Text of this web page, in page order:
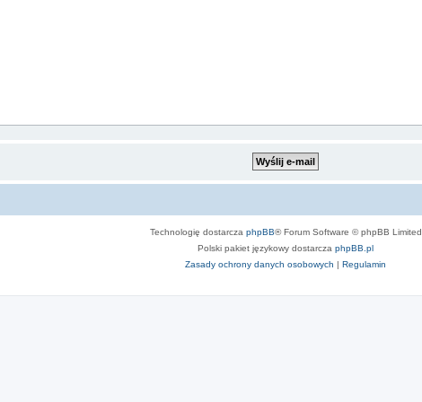
Technologię dostarcza phpBB® Forum Software © phpBB Limited
Polski pakiet językowy dostarcza phpBB.pl
Zasady ochrony danych osobowych | Regulamin